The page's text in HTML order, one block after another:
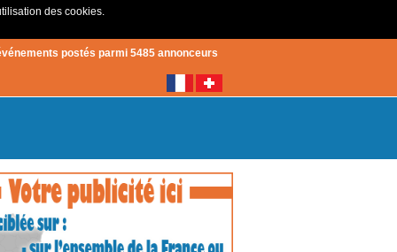
des cookies.Créer un compte
postés parmi 5485 annonceurs